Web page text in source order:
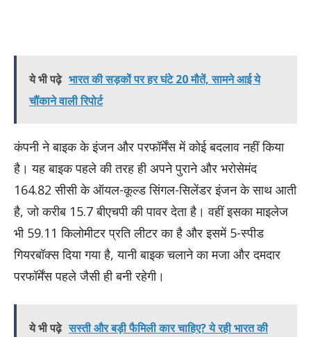
ये भी पढ़े भारत की सड़कों पर हर घंटे 20 मौतें, सामने आई ये
चौंकाने वाली रिपोर्ट
कंपनी ने बाइक के इंजन और परफॉर्मेंस में कोई बदलाव नहीं किया
है। यह बाइक पहले की तरह ही अपने पुराने और भरोसेमंद
164.82 सीसी के ऑयल-कूल्ड सिंगल-सिलेंडर इंजन के साथ आती
है, जो करीब 15.7 बीएचपी की पावर देता है। वहीं इसका माइलेज
भी 59.11 किलोमीटर प्रति लीटर का है और इसमें 5-स्पीड
गियरबॉक्स दिया गया है, यानी बाइक चलाने का मजा और दमदार
परफॉर्मेंस पहले जैसी ही बनी रहेगी।
ये भी पढ़े सस्ती और बड़ी फैमिली कार चाहिए? ये रही भारत की